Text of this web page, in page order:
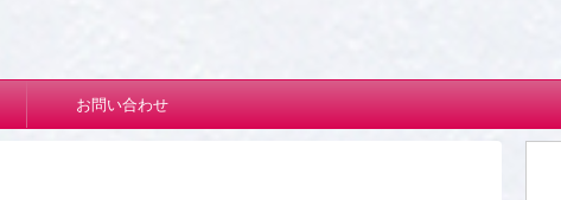
お問い合わせ